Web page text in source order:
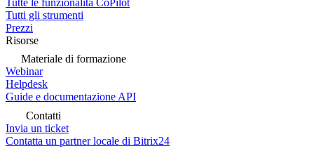
Tutte le funzionalità CoPilot
Tutti gli strumenti
Prezzi
Risorse
Materiale di formazione
Webinar
Helpdesk
Guide e documentazione API
Contatti
Invia un ticket
Contatta un partner locale di Bitrix24